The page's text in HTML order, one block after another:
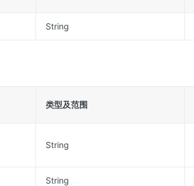
String
类型及范围
String
String